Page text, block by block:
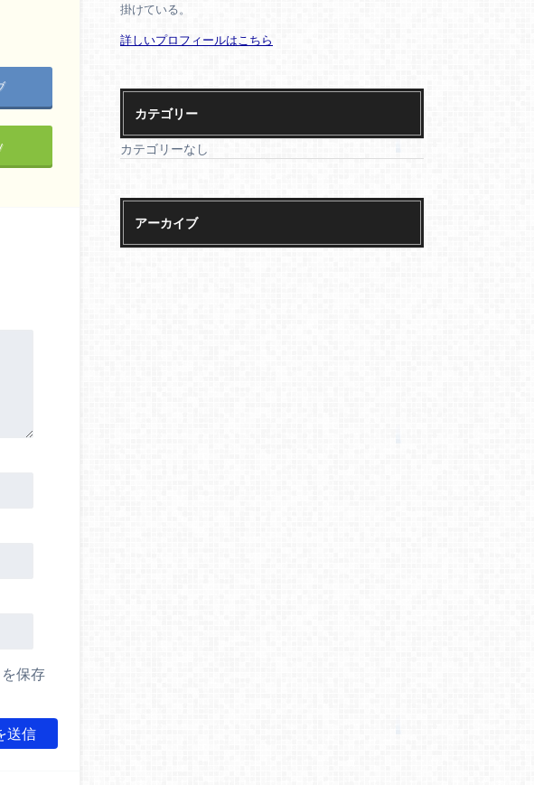
保存
掛けている。
詳しいプロフィールはこちら
カテゴリー
カテゴリーなし
アーカイブ